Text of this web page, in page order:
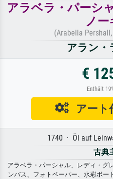
アラベラ・パーシ
ノー
(Arabella
アラン・
€
Enthält
アート
1740 · Öl auf
古典
アラベラ・パーシャル、レディ・グ
ンバス、フォトペーパー、水彩ボー